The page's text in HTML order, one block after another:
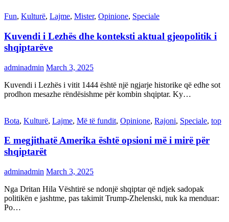
Fun, Kulturë, Lajme, Mister, Opinione, Speciale
Kuvendi i Lezhës dhe konteksti aktual gjeopolitik i
shqiptarëve
adminadmin March 3, 2025
Kuvendi i Lezhës i vitit 1444 është një ngjarje historike që edhe sot
prodhon mesazhe rëndësishme për kombin shqiptar. Ky…
Bota, Kulturë, Lajme, Më të fundit, Opinione, Rajoni, Speciale, top
E megjithatë Amerika është opsioni më i mirë për
shqiptarët
adminadmin March 3, 2025
Nga Dritan Hila Vështirë se ndonjë shqiptar që ndjek sadopak
politikën e jashtme, pas takimit Trump-Zhelenski, nuk ka menduar:
Po…